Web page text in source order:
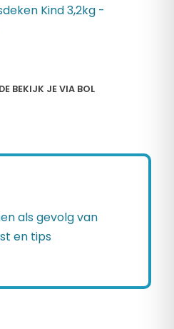
Kind 3,2kg -
BEKIJK JE VIA BOL
als gevolg van
en tips